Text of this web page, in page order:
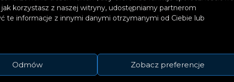
korzystasz z naszej witryny, udostępniamy partnerom
te informacje z innymi danymi otrzymanymi od Ciebie lub
Odmów Zobacz preferencje
się obecnie w administracji państwa Kiribati.
„wschód” i jest pamiątką po jej odkryciu w